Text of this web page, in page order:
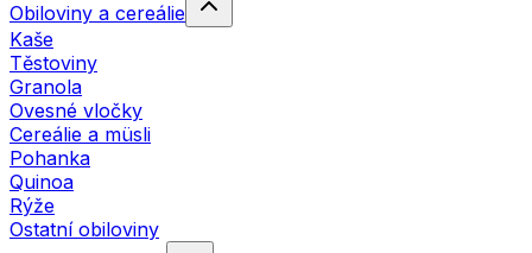
Obiloviny a cereálie
Kaše
Těstoviny
Granola
Ovesné vločky
Cereálie a müsli
Pohanka
Quinoa
Rýže
Ostatní obiloviny